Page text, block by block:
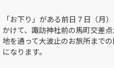
「お下り」がある前日７日（月
かけて、諏訪神社前の馬町交差
地を通って大波止のお旅所まで
になります。